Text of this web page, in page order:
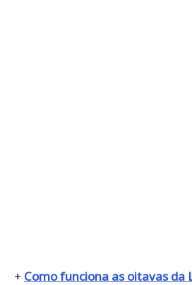
+ Como funciona as oitavas da